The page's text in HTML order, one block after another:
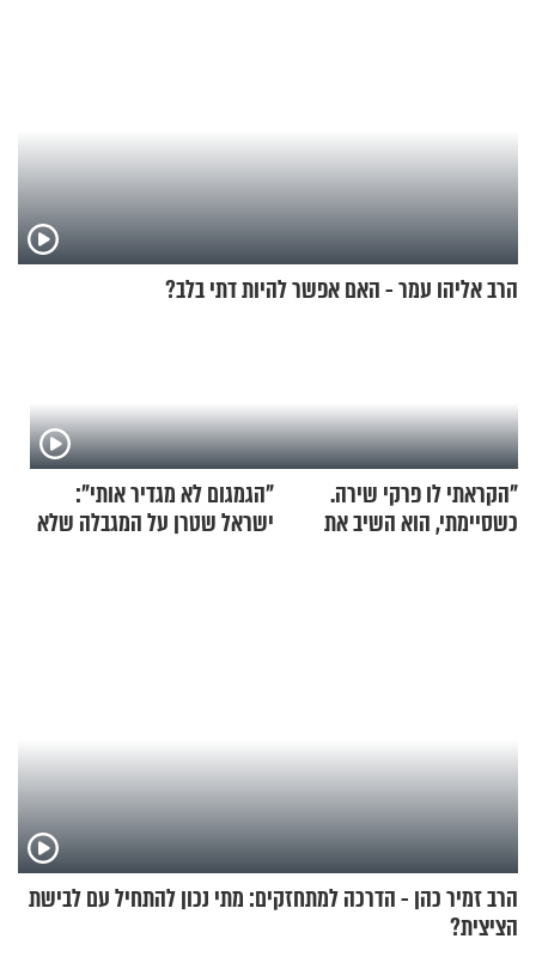
הרב אליהו עמר - האם אפשר להיות דתי בלב?
"הקראתי לו פרקי שירה.
כשסיימתי, הוא השיב את
"הגמגום לא מגדיר אותי":
ישראל שטרן על המגבלה שלא
הרב זמיר כהן - הדרכה למתחזקים: מתי נכון להתחיל עם לבישת
הציצית?